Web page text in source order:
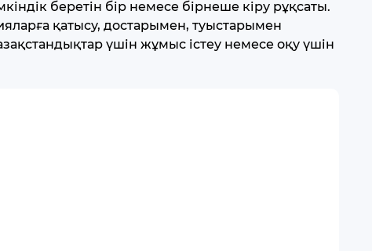
беретін бір немесе бірнеше кіру рұқсаты.
қатысу, достарымен, туыстарымен
үшін жұмыс істеу немесе оқу үшін